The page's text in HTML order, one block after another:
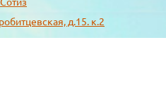
д.15. к.2